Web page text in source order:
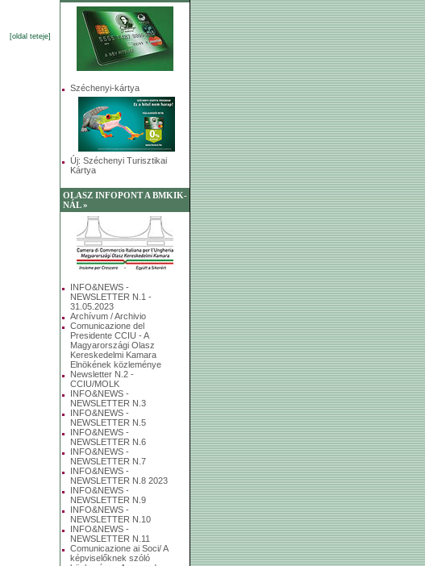
[oldal teteje]
Széchenyi-kártya
Új: Széchenyi Turisztikai
Kártya
OLASZ INFOPONT A BMKIK-
NÁL »
INFO&NEWS -
NEWSLETTER N.1 -
31.05.2023
Archívum / Archivio
Comunicazione del
Presidente CCIU - A
Magyarországi Olasz
Kereskedelmi Kamara
Elnökének közleménye
Newsletter N.2 -
CCIU/MOLK
INFO&NEWS -
NEWSLETTER N.3
INFO&NEWS -
NEWSLETTER N.5
INFO&NEWS -
NEWSLETTER N.6
INFO&NEWS -
NEWSLETTER N.7
INFO&NEWS -
NEWSLETTER N.8 2023
INFO&NEWS -
NEWSLETTER N.9
INFO&NEWS -
NEWSLETTER N.10
INFO&NEWS -
NEWSLETTER N.11
Comunicazione ai Soci/ A
képviselőknek szóló